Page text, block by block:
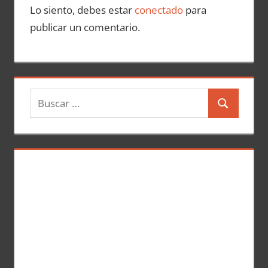
Lo siento, debes estar conectadopara
publicar un comentario.
u
s
c
B
s